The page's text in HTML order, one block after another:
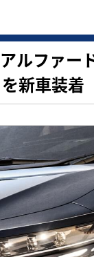
ルファー
新車装着